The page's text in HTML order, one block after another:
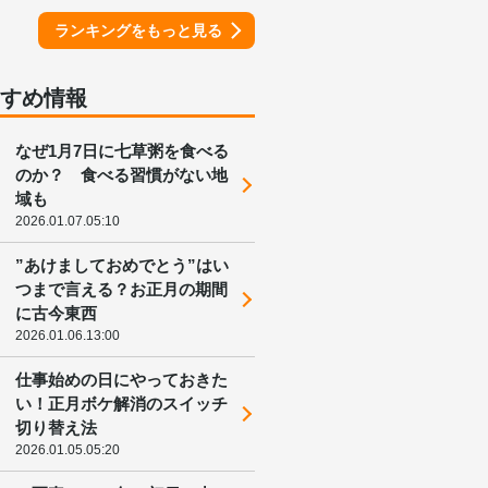
ランキングをもっと見る
め情報
なぜ1月7日に七草粥を食べる
のか？ 食べる習慣がない地
域も
2026.01.07.05:10
”あけましておめでとう”はい
つまで言える？お正月の期間
に古今東西
2026.01.06.13:00
仕事始めの日にやっておきた
い！正月ボケ解消のスイッチ
切り替え法
2026.01.05.05:20